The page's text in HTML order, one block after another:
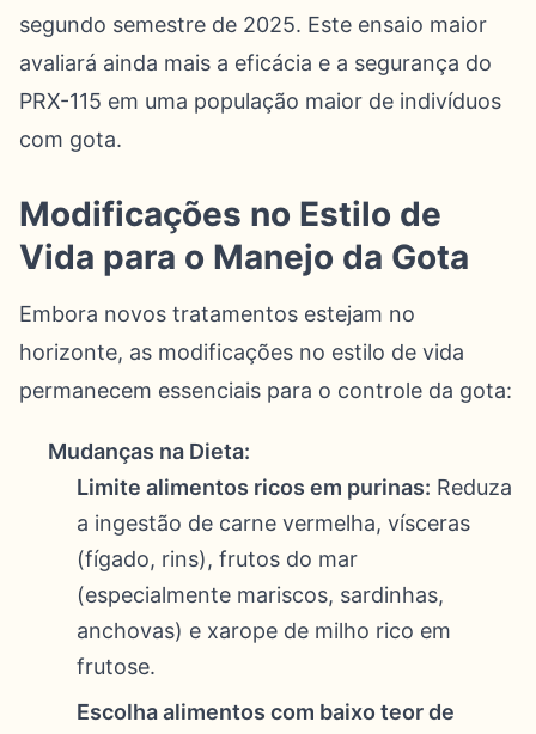
segundo semestre de 2025. Este ensaio maior
avaliará ainda mais a eficácia e a segurança do
PRX-115 em uma população maior de indivíduos
com gota.
Modificações no Estilo de
Vida para o Manejo da Gota
Embora novos tratamentos estejam no
horizonte, as modificações no estilo de vida
permanecem essenciais para o controle da gota:
Mudanças na Dieta:
Limite alimentos ricos em purinas: Reduza
a ingestão de carne vermelha, vísceras
(fígado, rins), frutos do mar
(especialmente mariscos, sardinhas,
anchovas) e xarope de milho rico em
frutose.
Escolha alimentos com baixo teor de